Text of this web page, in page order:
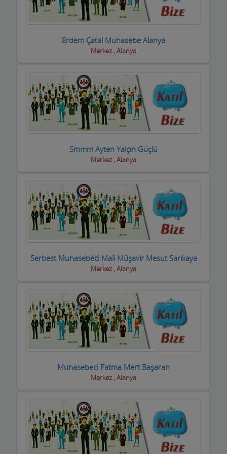
Cam, Ayna Ürünleri
Çay Ocakları
Çelik Kapı Firmaları
Çevre ve Su Arıtma
Dekorasyon Firmaları
Demir ve Ferforje Ürünleri
Deniz Ürün ve Malzemeleri
Dijital Uydu sistemleri
Diş Hekimleri
Döşemeciler,Brandacılar ,Tente,Çadırcılar
Döviz Büroları
Düğün Nişan Salonları
Erdem Çatal Muhasebe Alanya
Merkez , Alanya
Smmm Ayten Yalçın Güçlü
Merkez , Alanya
Serbest Muhasebeci Mali Müşavir Mesut Sarıkaya
Merkez , Alanya
Muhasebeci Fatma Mert Başaran
Merkez , Alanya